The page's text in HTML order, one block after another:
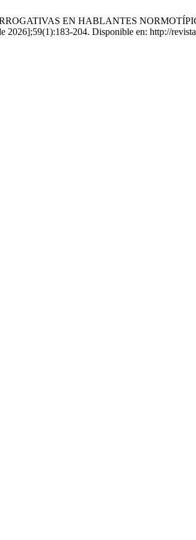
EN HABLANTES
204. Disponible en: http://